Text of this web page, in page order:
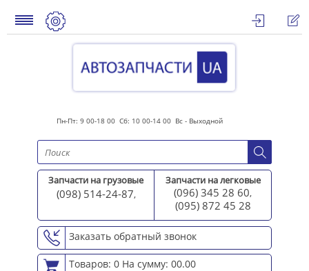
Пн-Пт: 9 00-18 00 Сб: 10 00-14 00 Вс - Выходной
Запчасти на грузовые
(098) 514-24-87,
Запчасти на легковые
(096) 345 28 60,
(095) 872 45 28
Заказать обратный звонок
Товаров: 0 На сумму: 00.00